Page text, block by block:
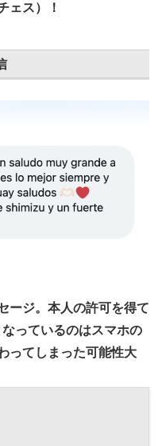
ェス）！
ージ。本人の許可を得て
っているのはスマホの
ってしまった可能性大